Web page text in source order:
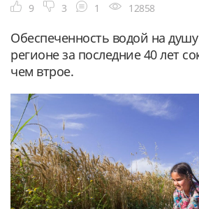
9 3 1 12858
Обеспеченность водой на
регионе за последние 40 лет
чем втрое.